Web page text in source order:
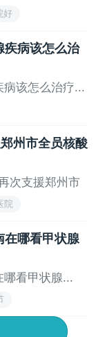
好
疾病该怎么治
病该怎么治疗...
州市全员核酸
次支援郑州市
院
在哪看甲状腺
哪看甲状腺...